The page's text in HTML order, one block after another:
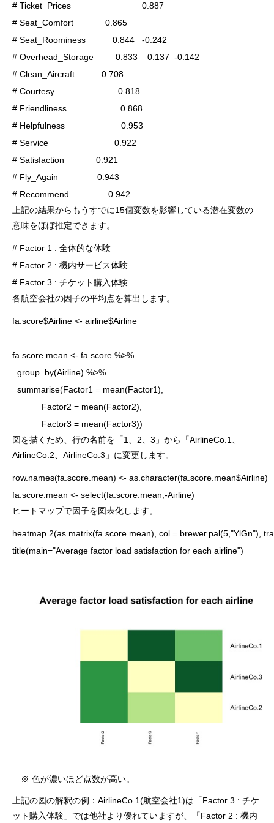
# Ticket_Prices                             0.887
# Seat_Comfort             0.865
# Seat_Roominess           0.844   -0.242
# Overhead_Storage         0.833    0.137  -0.142
# Clean_Aircraft           0.708
# Courtesy                          0.818
# Friendliness                      0.868
# Helpfulness                       0.953
# Service                           0.922
# Satisfaction             0.921
# Fly_Again                0.943
# Recommend                0.942
上記の結果からもうすでに15個変数を影響している潜在変数の
意味をほぼ推定できます。
# Factor 1 : 全体的な体験
# Factor 2 : 機内サービス体験
# Factor 3 : チケット購入体験
各航空会社の因子の平均点を算出します。
fa.score$Airline <- airline$Airline
fa.score.mean <- fa.score %>%
  group_by(Airline) %>%
  summarise(Factor1 = mean(Factor1),
            Factor2 = mean(Factor2),
            Factor3 = mean(Factor3))
図を描くため、行の名前を「1、2、3」から「AirlineCo.1、
AirlineCo.2、AirlineCo.3」に変更します。
row.names(fa.score.mean) <- as.character(fa.score.mean$Airline)
fa.score.mean <- select(fa.score.mean,-Airline)
ヒートマップで因子を図表化します。
heatmap.2(as.matrix(fa.score.mean), col = brewer.pal(5,"YlGn"),
title(main="Average factor load satisfaction for each airline")
※ 色が濃いほど点数が高い。
上記の図の解釈の例：AirlineCo.1(航空会社1)は「Factor 3 : チケ
ット購入体験」では他社より優れていますが、「Factor 2 : 機内